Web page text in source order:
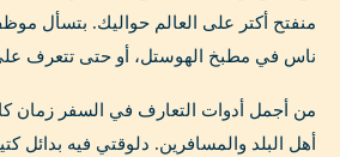
منفتح أكتر على العالم حواليك. بتسأل
ناس في مطبخ الهوستل، أو حتى تتعرف
من أجمل أدوات التعارف في السفر زمان